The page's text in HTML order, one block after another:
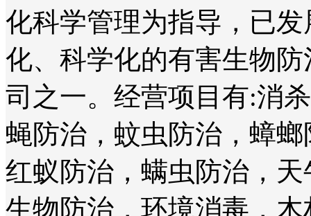
化科学管理为指导，已
化、科学化的有害生物
司之一。经营项目有:消
蝇防治，蚊虫防治，蟑
红蚁防治，螨虫防治，
生物防治，环境消毒，